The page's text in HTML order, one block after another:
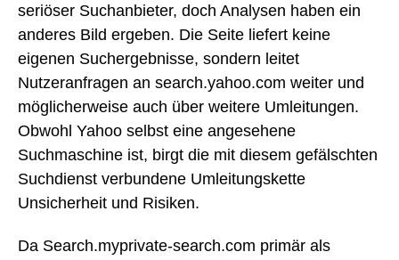
seriöser Suchanbieter, doch Analysen haben ein
anderes Bild ergeben. Die Seite liefert keine
eigenen Suchergebnisse, sondern leitet
Nutzeranfragen an search.yahoo.com weiter und
möglicherweise auch über weitere Umleitungen.
Obwohl Yahoo selbst eine angesehene
Suchmaschine ist, birgt die mit diesem gefälschten
Suchdienst verbundene Umleitungskette
Unsicherheit und Risiken.
Da Search.myprivate-search.com primär als